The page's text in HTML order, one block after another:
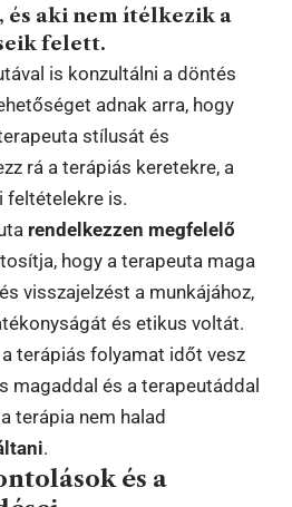
és aki nem ítélkezik a
felett.
is konzultálni a döntés
adnak arra, hogy
stílusát és
rá a terápiás keretekre, a
feltételekre is.
rendelkezzen megfelelő
hogy a terapeuta maga
visszajelzést a munkájához,
és etikus voltát.
terápiás folyamat időt vesz
magaddal és a terapeutáddal
terápia nem halad
.
és a